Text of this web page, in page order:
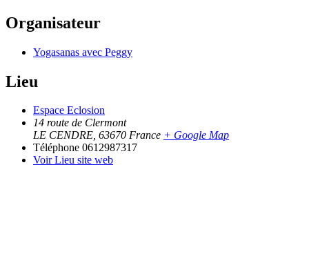
Organisateur
Yogasanas avec Peggy
Lieu
Espace Eclosion
14 route de Clermont
LE CENDRE, 63670 France + Google Map
Téléphone 0612987317
Voir Lieu site web